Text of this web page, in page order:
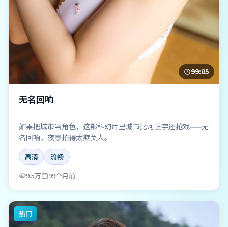
99:05
无名回响
如果把城市当角色，这部科幻片里城市比河正宇还抢戏——无
名回响，夜景拍得太欺负人。
高清
流畅
9.5万
99个月前
热门